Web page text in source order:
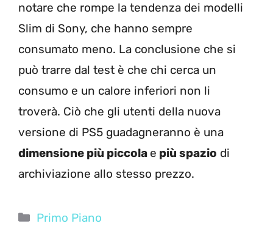
notare che rompe la tendenza dei modelli
Slim di Sony, che hanno sempre
consumato meno. La conclusione che si
può trarre dal test è che chi cerca un
consumo e un calore inferiori non li
troverà. Ciò che gli utenti della nuova
versione di PS5 guadagneranno è una
dimensione più piccola e più spazio di
archiviazione allo stesso prezzo.
Categorie
Primo Piano